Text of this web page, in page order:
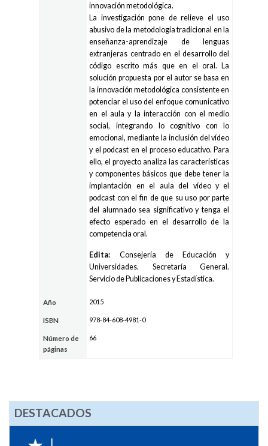
innovación metodológica.
La investigación pone de relieve el uso
abusivo de la metodología tradicional en la
enseñanza-aprendizaje de lenguas
extranjeras centrado en el desarrollo del
código escrito más que en el oral. La
solución propuesta por el autor se basa en
la innovación metodológica consistente en
potenciar el uso del enfoque comunicativo
en el aula y la interacción con el medio
social, integrando lo cognitivo con lo
emocional, mediante la inclusión del vídeo
y el podcast en el proceso educativo. Para
ello, el proyecto analiza las características
y componentes básicos que debe tener la
implantación en el aula del vídeo y el
podcast con el fin de que su uso por parte
del alumnado sea significativo y tenga el
efecto esperado en el desarrollo de la
competencia oral.
Edita: Consejería de Educación y
Universidades. Secretaría General.
Servicio de Publicaciones y Estadística.
Año 2015
ISBN 978-84-608-4981-0
Número de
páginas
66
DESTACADOS